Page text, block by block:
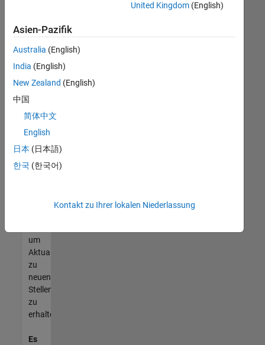
noch
keine
offenen
Stellen
können,
die
Ihren
entsprechen,
werden
unseres
um
Aktualisierungen
zu
neuen
Stellenangeboten
zu
erhalten.
Es
United Kingdom(English)
Asien-Pazifik
Australia (English)
India (English)
New Zealand (English)
中国
简体中文
English
日本 (日本語)
한국 (한국어)
Kontakt zu Ihrer lokalen Niederlassung